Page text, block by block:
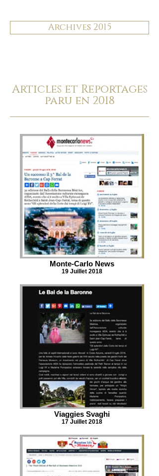
Archives 2015
Articles et Reportages
paru en 2018
Monte-Carlo News
19 Juillet 2018
Viaggies Svaghi
17 Juillet 2018